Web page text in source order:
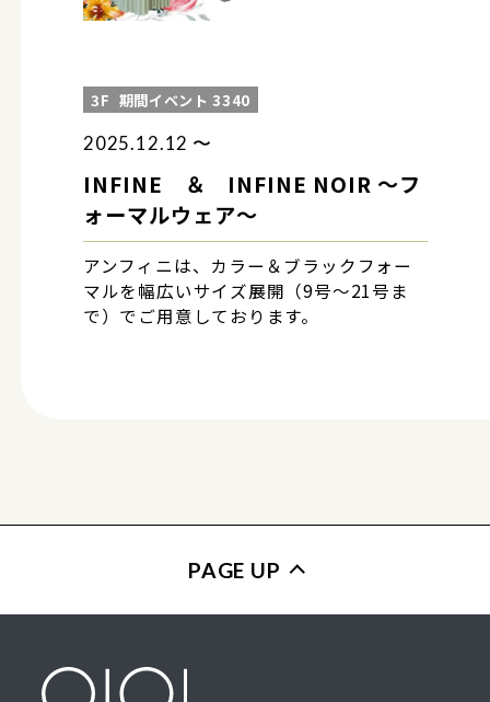
3F 期間イベント 3340
2025.12.12 〜
INFINE ＆ INFINE NOIR ～フ
ォーマルウェア～
アンフィニは、カラー＆ブラックフォー
マルを幅広いサイズ展開（9号～21号ま
で）でご用意しております。
PAGE UP